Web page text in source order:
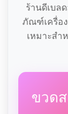
ร้านดีเบล
ภัณฑ์เครื่อ
เหมาะสำ
ขวด